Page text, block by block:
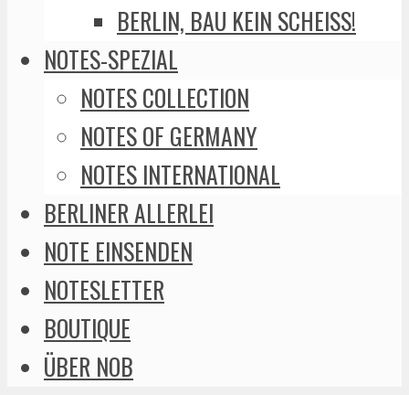
BERLIN, BAU KEIN SCHEISS!
NOTES-SPEZIAL
NOTES COLLECTION
NOTES OF GERMANY
NOTES INTERNATIONAL
BERLINER ALLERLEI
NOTE EINSENDEN
NOTESLETTER
BOUTIQUE
ÜBER NOB